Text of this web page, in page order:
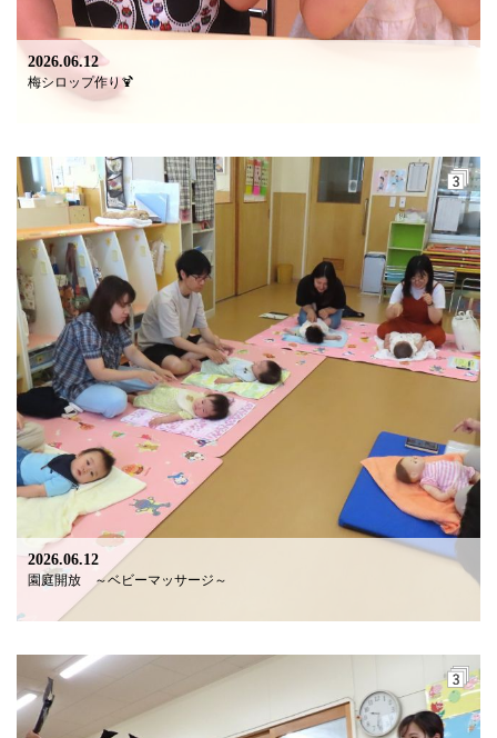
2026.06.12
梅シロップ作り🍹
2026.06.12
園庭開放 ～ベビーマッサージ～